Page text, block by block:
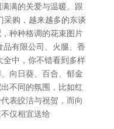
满的关爱与温暖。跟
采购，越来越多的东谈
种种格调的花束图片
有限公司、火腿、香
全中，你不错看到多样
向日葵、百合、郁金
不同的氛围，比如红
表皎洁与祝贺，而向
仅相宜送给